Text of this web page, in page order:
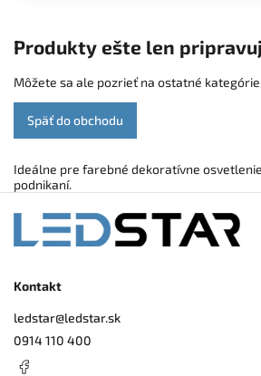
Produkty ešte len
Môžete sa ale pozrieť na ostatné
Späť do obchodu
Ideálne pre farebné dekoratívne
podnikaní.
Kontakt
ledstar@ledstar.sk
0914 110 400